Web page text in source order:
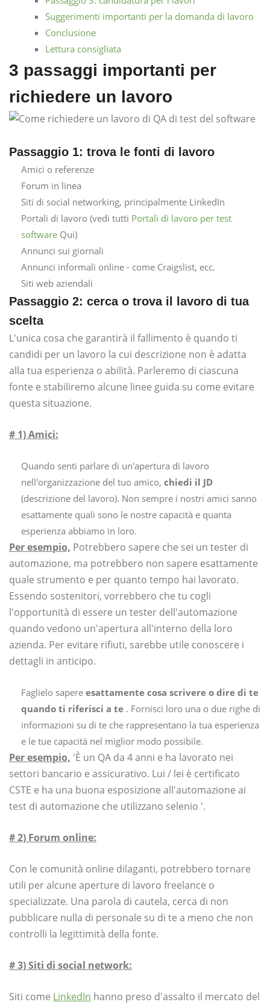
Suggerimenti importanti per la domanda di lavoro
Conclusione
Lettura consigliata
3 passaggi importanti per
richiedere un lavoro
Passaggio 1: trova le fonti di lavoro
Amici o referenze
Forum in linea
Siti di social networking, principalmente LinkedIn
Portali di lavoro (vedi tutti Portali di lavoro per test
software Qui)
Annunci sui giornali
Annunci informali online - come Craigslist, ecc.
Siti web aziendali
Passaggio 2: cerca o trova il lavoro di tua
scelta
L'unica cosa che garantirà il fallimento è quando ti
candidi per un lavoro la cui descrizione non è adatta
alla tua esperienza o abilità. Parleremo di ciascuna
fonte e stabiliremo alcune linee guida su come evitare
questa situazione.
# 1) Amici:
Quando senti parlare di un'apertura di lavoro
nell'organizzazione del tuo amico, chiedi il JD
(descrizione del lavoro). Non sempre i nostri amici sanno
esattamente quali sono le nostre capacità e quanta
esperienza abbiamo in loro.
Per esempio, Potrebbero sapere che sei un tester di
automazione, ma potrebbero non sapere esattamente
quale strumento e per quanto tempo hai lavorato.
Essendo sostenitori, vorrebbero che tu cogli
l'opportunità di essere un tester dell'automazione
quando vedono un'apertura all'interno della loro
azienda. Per evitare rifiuti, sarebbe utile conoscere i
dettagli in anticipo.
Faglielo sapere esattamente cosa scrivere o dire di te
quando ti riferisci a te . Fornisci loro una o due righe di
informazioni su di te che rappresentano la tua esperienza
e le tue capacità nel miglior modo possibile.
Per esempio, 'È un QA da 4 anni e ha lavorato nei
settori bancario e assicurativo. Lui / lei è certificato
CSTE e ha una buona esposizione all'automazione ai
test di automazione che utilizzano selenio '.
# 2) Forum online:
Con le comunità online dilaganti, potrebbero tornare
utili per alcune aperture di lavoro freelance o
specializzate. Una parola di cautela, cerca di non
pubblicare nulla di personale su di te a meno che non
controlli la legittimità della fonte.
# 3) Siti di social network:
Siti come LinkedIn hanno preso d'assalto il mercato del